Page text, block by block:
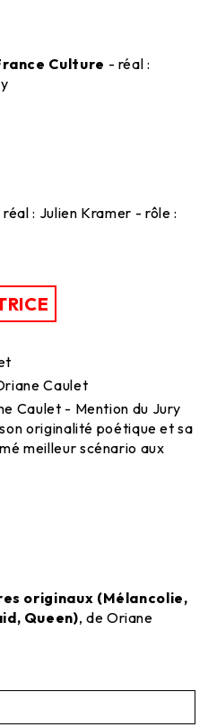
Culture - réal :
réal : Julien Kramer - rôle :
Caulet
Caulet - Mention du Jury
originalité poétique et sa
meilleur scénario aux
originaux (Mélancolie,
Queen), de Oriane